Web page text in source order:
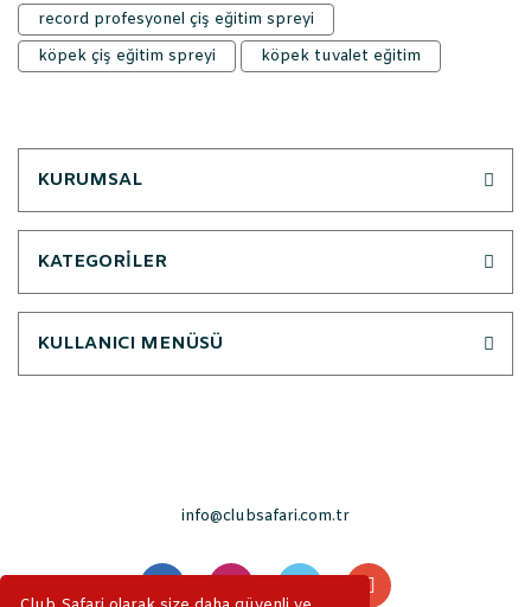
record profesyonel çiş eğitim spreyi
köpek çiş eğitim spreyi
köpek tuvalet eğitim
KURUMSAL
KATEGORİLER
KULLANICI MENÜSÜ
info@clubsafari.com.tr